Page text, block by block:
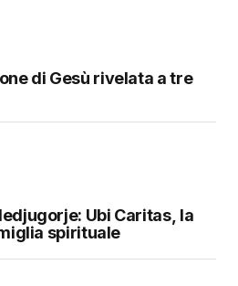
di Gesù rivelata a tre
Ubi Caritas, la
spirituale